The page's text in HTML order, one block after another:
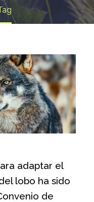
adaptar el
lobo ha sido
de